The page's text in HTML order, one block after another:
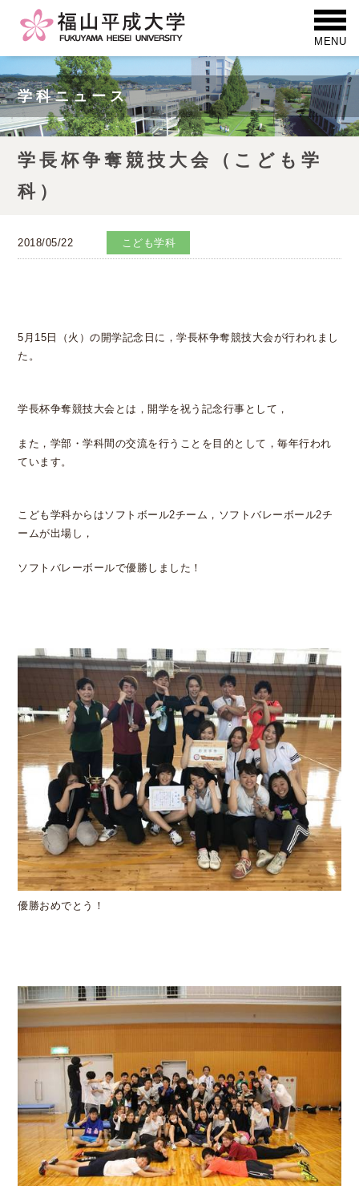
学科ニュース
学長杯争奪競技大会（こども学
科）
2018/05/22 こども学科
5月15日（火）の開学記念日に，学長杯争奪競技大会が行われまし
た。
学長杯争奪競技大会とは，開学を祝う記念行事として，
また，学部・学科間の交流を行うことを目的として，毎年行われ
ています。
こども学科からはソフトボール2チーム，ソフトバレーボール2チ
ームが出場し，
ソフトバレーボールで優勝しました！
優勝おめでとう！